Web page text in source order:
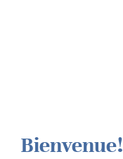
Bienvenue!